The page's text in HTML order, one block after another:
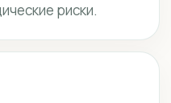
риски.